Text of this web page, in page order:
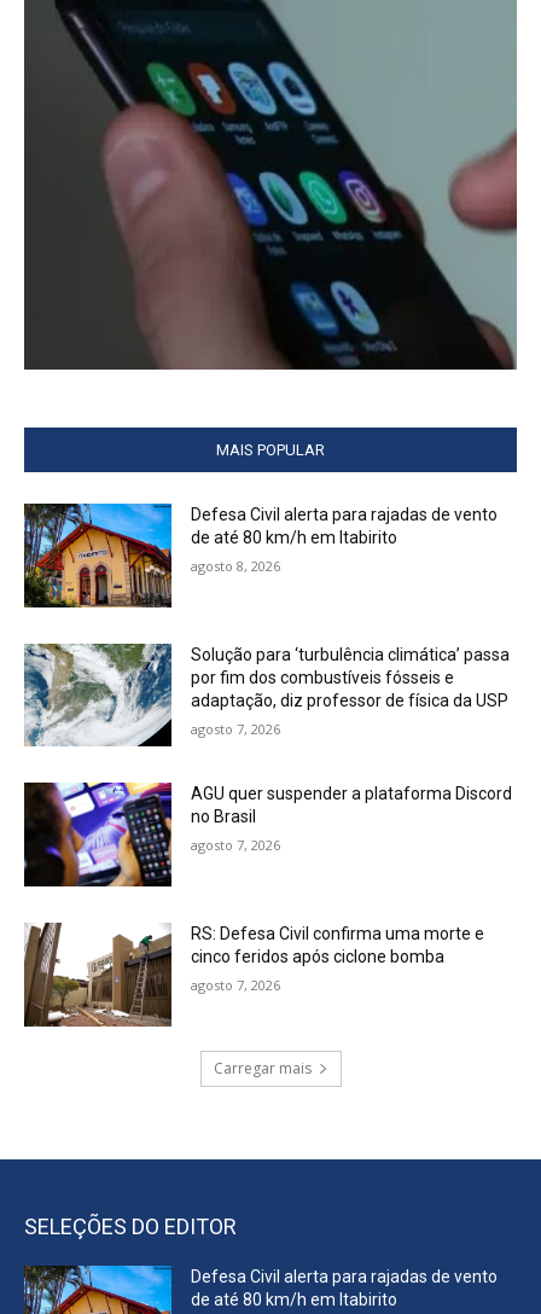
MAIS POPULAR
Defesa Civil alerta para rajadas de vento
de até 80 km/h em Itabirito
agosto 8, 2026
Solução para ‘turbulência climática’ passa
por fim dos combustíveis fósseis e
adaptação, diz professor de física da USP
agosto 7, 2026
AGU quer suspender a plataforma Discord
no Brasil
agosto 7, 2026
RS: Defesa Civil confirma uma morte e
cinco feridos após ciclone bomba
agosto 7, 2026
Carregar mais
SELEÇÕES DO EDITOR
Defesa Civil alerta para rajadas de vento
de até 80 km/h em Itabirito